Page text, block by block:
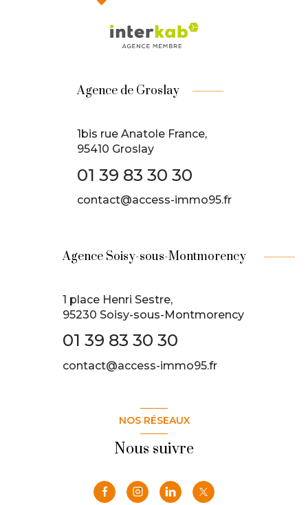
Agence de Groslay
1bis rue Anatole France,
95410 Groslay
01 39 83 30 30
contact@access-immo95.fr
Agence Soisy-sous-Montmorency
1 place Henri Sestre,
95230 Soisy-sous-Montmorency
01 39 83 30 30
contact@access-immo95.fr
NOS RÉSEAUX
Nous suivre